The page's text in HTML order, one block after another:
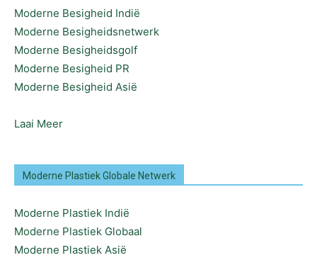
Moderne Besigheid Indië
Moderne Besigheidsnetwerk
Moderne Besigheidsgolf
Moderne Besigheid PR
Moderne Besigheid Asië
Laai Meer
Moderne Plastiek Globale Netwerk
Moderne Plastiek Indië
Moderne Plastiek Globaal
Moderne Plastiek Asië